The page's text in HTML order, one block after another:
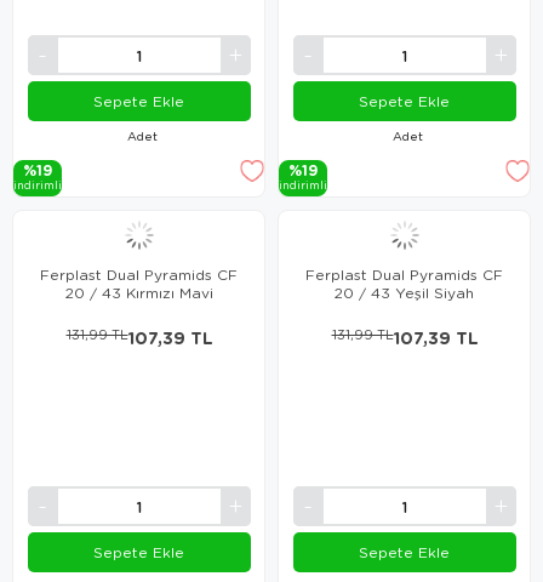
Adet
Sepete Ekle
%19
i̇ndi̇ri̇mli̇
Adet
Sepete Ekle
%19
i̇ndi̇ri̇mli̇
Ferplast Dual Pyramids CF
20 / 43 Kırmızı Mavi
107,39 TL
131,99 TL
Sepete Ekle
Ferplast Dual Pyramids CF
20 / 43 Yeşil Siyah
107,39 TL
131,99 TL
Sepete Ekle